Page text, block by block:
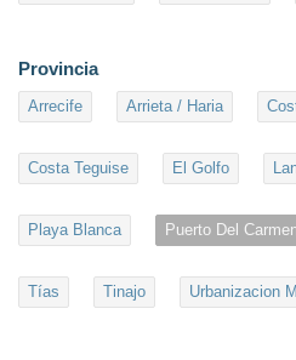
Provincia
Arrecife Arrieta / Haria
Costa Teguise El Golfo
Playa Blanca Puerto Del
Tías Tinajo Urbanizacion